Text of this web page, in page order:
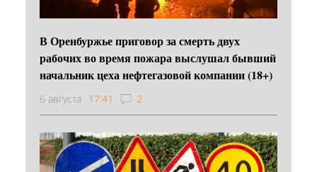
В Оренбуржье приговор за смерть двух
рабочих во время пожара выслушал бывший
начальник цеха нефтегазовой компании (18+)
6 августа 17:41 2